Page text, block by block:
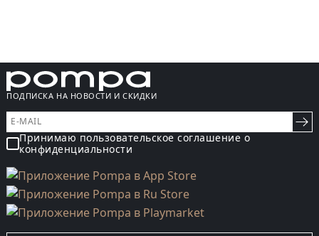
ПОДПИСКА НА НОВОСТИ И СКИДКИ
Принимаю пользовательское соглашение о
конфиденциальности